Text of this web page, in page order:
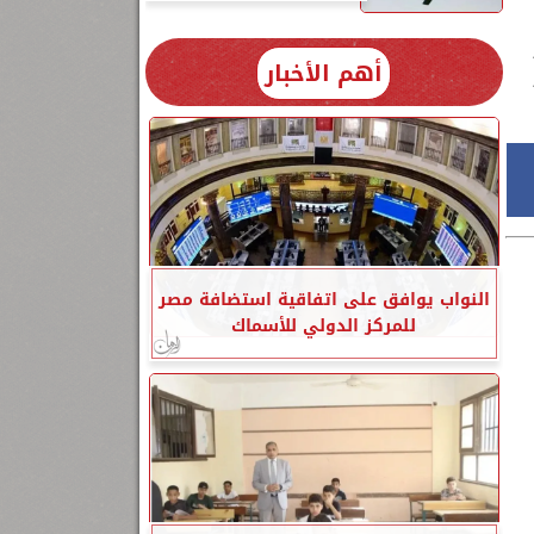
أهم الأخبار
النواب يوافق على اتفاقية استضافة مصر
للمركز الدولي للأسماك